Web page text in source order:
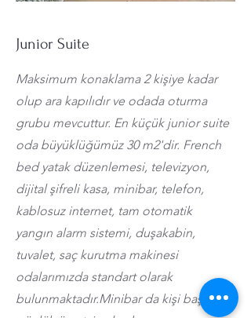
Junior Suite
Maksimum konaklama 2 kişiye kadar
olup ara kapılıdır ve odada oturma
grubu mevcuttur. En küçük junior suite
oda büyüklüğümüz 30 m2'dir. French
bed yatak düzenlemesi, televizyon,
dijital şifreli kasa, minibar, telefon,
kablosuz internet, tam otomatik
yangın alarm sistemi, duşakabin,
tuvalet, saç kurutma makinesi
odalarımızda standart olarak
bulunmaktadır.Minibar da kişi başı su